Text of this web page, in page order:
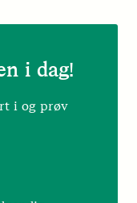
i dag!
i og prøv